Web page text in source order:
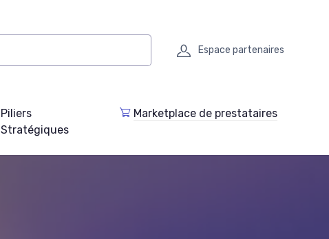
Espace partenaires
Piliers
Stratégiques
Marketplace de prestataires